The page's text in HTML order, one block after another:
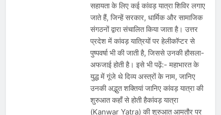
सहायता के लिए कई कांवड़ यात्रा शिविर लगाए
जाते हैं, जिन्हें सरकार, धार्मिक और सामाजिक
संगठनों द्वारा संचालित किया जाता है। उत्तर
प्रदेश में कांवड़ यात्रियों पर हेलीकॉप्टर से
पुष्पवर्षा भी की जाती है, जिससे उनकी हौसला-
अफजाई होती है। इसे भी पढ़ें:- महाभारत के
युद्ध में गूंजे थे दिव्य अस्त्रों के नाम, जानिए
उनकी अद्भुत शक्तियां जानिए कांवड़ यात्रा की
शुरुआत कहाँ से होती हैकांवड़ यात्रा
(Kanwar Yatra) की शुरुआत आमतौर पर